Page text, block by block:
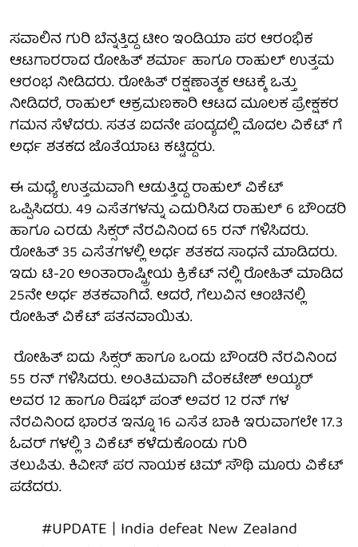
ಸವಾಲಿನ ಗುರಿ ಬೆನ್ನತ್ತಿದ್ದ ಟೀಂ ಇಂಡಿಯಾ ಪರ ಆರಂಭಿಕ
ಆಟಗಾರರಾದ ರೋಹಿತ್ ಶರ್ಮಾ ಹಾಗೂ ರಾಹುಲ್ ಉತ್ತಮ
ಆರಂಭ ನೀಡಿದರು. ರೋಹಿತ್ ರಕ್ಷಣಾತ್ಮಕ ಆಟಕ್ಕೆ ಒತ್ತು
ನೀಡಿದರೆ, ರಾಹುಲ್ ಆಕ್ರಮಣಕಾರಿ ಆಟದ ಮೂಲಕ ಪ್ರೇಕ್ಷಕರ
ಗಮನ ಸೆಳೆದರು. ಸತತ ಐದನೇ ಪಂದ್ಯದಲ್ಲಿ ಮೊದಲ ವಿಕೆಟ್ ಗೆ
ಅರ್ಧ ಶತಕದ ಜೊತೆಯಾಟ ಕಟ್ಟಿದ್ದರು.
ಈ ಮಧ್ಯೆ ಉತ್ತಮವಾಗಿ ಆಡುತ್ತಿದ್ದ ರಾಹುಲ್ ವಿಕೆಟ್
ಒಪ್ಪಿಸಿದರು. 49 ಎಸೆತಗಳನ್ನು ಎದುರಿಸಿದ ರಾಹುಲ್ 6 ಬೌಂಡರಿ
ಹಾಗೂ ಎರಡು ಸಿಕ್ಸರ್ ನೆರವಿನಿಂದ 65 ರನ್ ಗಳಿಸಿದರು.
ರೋಹಿತ್ 35 ಎಸೆತಗಳಲ್ಲಿ ಅರ್ಧ ಶತಕದ ಸಾಧನೆ ಮಾಡಿದರು.
ಇದು ಟಿ-20 ಅಂತಾರಾಷ್ಟ್ರೀಯ ಕ್ರಿಕೆಟ್ ನಲ್ಲಿ ರೋಹಿತ್ ಮಾಡಿದ
25ನೇ ಅರ್ಧ ಶತಕವಾಗಿದೆ. ಆದರೆ, ಗೆಲುವಿನ ಆಂಚಿನಲ್ಲಿ
ರೋಹಿತ್ ವಿಕೆಟ್ ಪತನವಾಯಿತು.
ರೋಹಿತ್ ಐದು ಸಿಕ್ಸರ್ ಹಾಗೂ ಒಂದು ಬೌಂಡರಿ ನೆರವಿನಿಂದ
55 ರನ್ ಗಳಿಸಿದರು. ಅಂತಿಮವಾಗಿ ವೆಂಕಟೇಶ್ ಅಯ್ಯರ್
ಅವರ 12 ಹಾಗೂ ರಿಷಭ್ ಪಂತ್ ಅವರ 12 ರನ್ ಗಳ
ನೆರವಿನಿಂದ ಭಾರತ ಇನ್ನೂ 16 ಎಸೆತ ಬಾಕಿ ಇರುವಾಗಲೇ 17.3
ಓವರ್ ಗಳಲ್ಲಿ 3 ವಿಕೆಟ್ ಕಳೆದುಕೊಂಡು ಗುರಿ
ತಲುಪಿತು. ಕಿವೀಸ್ ಪರ ನಾಯಕ ಟಿಮ್ ಸೌಥಿ ಮೂರು ವಿಕೆಟ್
ಪಡೆದರು.
#UPDATE | India defeat New Zealand